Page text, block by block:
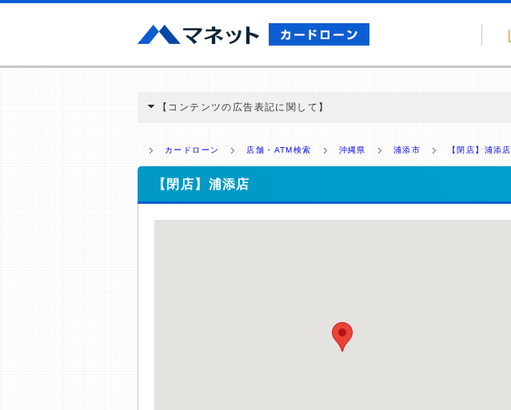
【コンテンツの広告表記に関して】
ミ収集などに基づき、公平性を担保した情報提供を行っています。
>提携企業一覧
カードローン 店舗・ATM検索 沖縄県 浦添市 【閉店】浦添店
【閉店】浦添店